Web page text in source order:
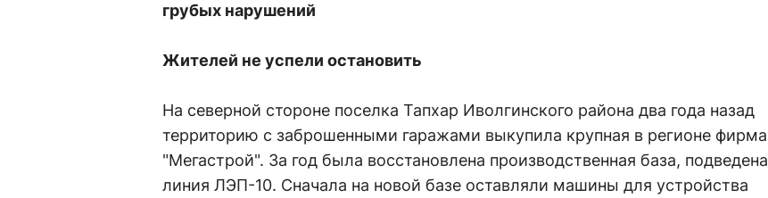
грубых нарушений
Жителей не успели остановить
На северной стороне поселка Тапхар Иволгинского района два года назад
территорию с заброшенными гаражами выкупила крупная в регионе фирма
"Мегастрой". За год была восстановлена производственная база, подведена
линия ЛЭП-10. Сначала на новой базе оставляли машины для устройства